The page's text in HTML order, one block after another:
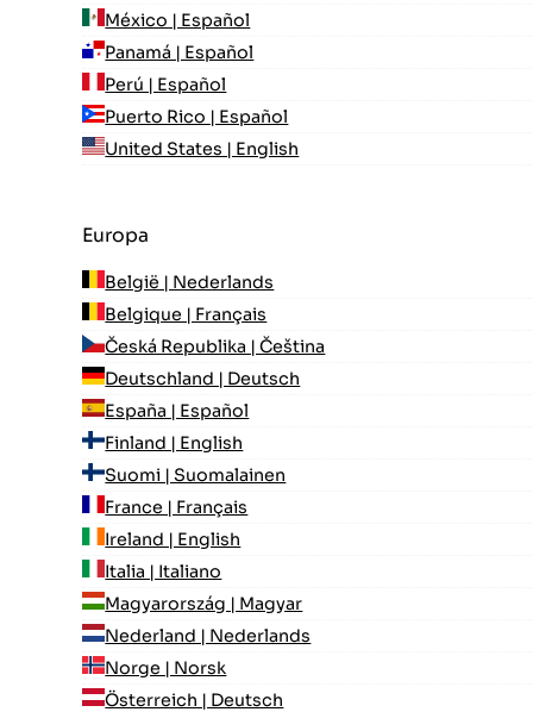
México | Español
Panamá | Español
Perú | Español
Puerto Rico | Español
United States | English
Europa
België | Nederlands
Belgique | Français
Česká Republika | Čeština
Deutschland | Deutsch
España | Español
Finland | English
Suomi | Suomalainen
France | Français
Ireland | English
Italia | Italiano
Magyarország | Magyar
Nederland | Nederlands
Norge | Norsk
Österreich | Deutsch